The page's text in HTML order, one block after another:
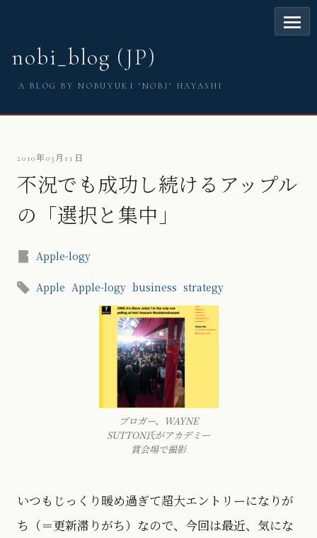
nobi_blog (JP)
A BLOG BY NOBUYUKI ‘NOBI’ HAYASHI
2010年03月11日
不況でも成功し続けるアップル
の「選択と集中」
Apple-logy
Apple Apple-logy business strategy
ブロガー、WAYNE
SUTTON氏がアカデミー
賞会場で撮影
いつもじっくり暖め過ぎて超大エントリーになりが
ち（＝更新滞りがち）なので、今回は最近、気にな